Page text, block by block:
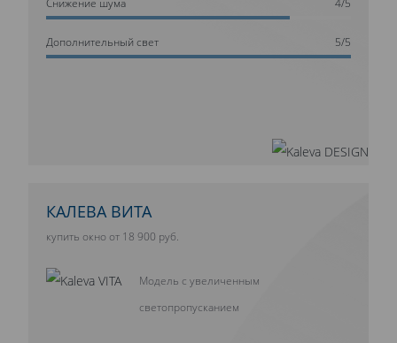
Дополнительный свет 5/5
КАЛЕВА ВИТА
купить окно от 18 900 руб.
Модель с увеличенным
светопропусканием